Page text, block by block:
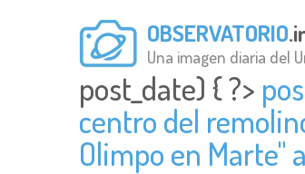
OBSERVATORIO
Una imagen diaria del
post_date) { ?>
centro del
Olimpo en Marte"